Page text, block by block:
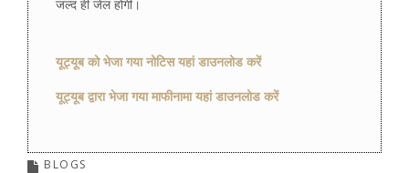
जल्द ही जेल होगी।
यूट्यूब को भेजा गया नोटिस यहां डाउनलोड करें
यूट्यूब द्वारा भेजा गया माफीनामा यहां डाउनलोड करें
BLOGS